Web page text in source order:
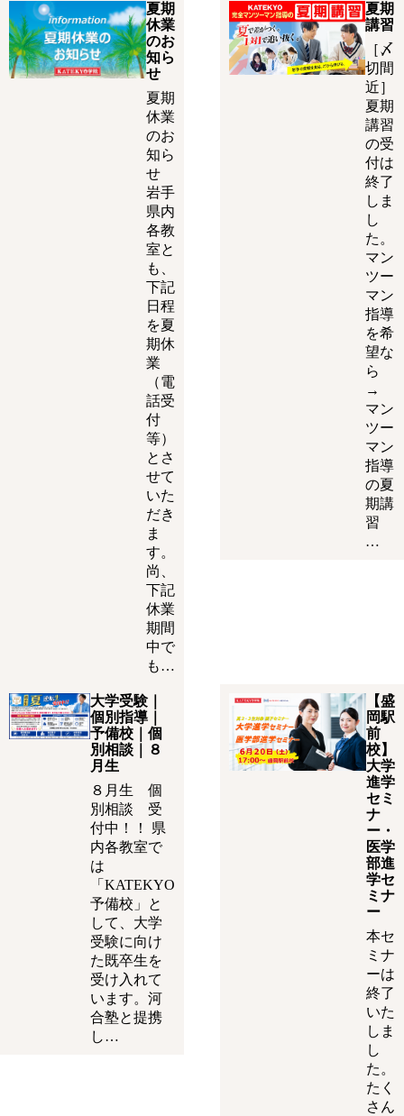
夏期
休業
のお
知ら
せ
夏期
休業
のお
知ら
せ
岩手
県内
各教
室と
も、
下記
日程
を夏
期休
業
（電
話受
付
等）
とさ
せて
いた
だき
ま
す。
尚、
下記
休業
期間
中で
も…
夏期
講習
［〆
切間
近］
夏期
講習
の受
付は
終了
しま
し
た。
マン
ツー
マン
指導
を希
望な
ら
→
マン
ツー
マン
指導
の夏
期講
習
…
大学受験｜
個別指導｜
予備校｜個
別相談｜８
月生
８月生 個
別相談 受
付中！！ 県
内各教室で
は
「KATEKYO
予備校」と
して、大学
受験に向け
た既卒生を
受け入れて
います。河
合塾と提携
し…
【盛
岡駅
前
校】
大学
進学
セミ
ナ
ー・
医学
部進
学セ
ミナ
ー
本セ
ミナ
ーは
終了
いた
しま
し
た。
たく
さん